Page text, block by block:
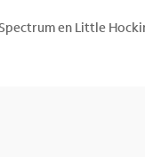
en Little